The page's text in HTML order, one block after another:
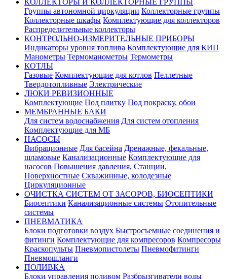
Группы автономной циркуляции Коллекторные группы
Коллекторные шкафы Комплектующие для коллекторов
Распределительные коллекторы
КОНТРОЛЬНО-ИЗМЕРИТЕЛЬНЫЕ ПРИБОРЫ
Индикаторы уровня топлива Комплектующие для КИП
Манометры Термоманометры Термометры
КОТЛЫ
Газовые Комплектующие для котлов Пеллетные
Твердотопливные Электрические
ЛЮКИ РЕВИЗИОННЫЕ
Комплектующие Под плитку Под покраску, обои
МЕМБРАННЫЕ БАКИ
Для систем водоснабжения Для систем отопления
Комплектующие для МБ
НАСОСЫ
Вибрационные Для басейна Дренажные, фекальные,
шламовые Канализационные Комплектующие для
насосов Повышения давления, Станции,
Поверхностные Скважинные, колодезные
Циркуляционные
ОЧИСТКА СИСТЕМ ОТ ЗАСОРОВ, БИОСЕПТИКИ
Биосептики Канализационные системы Отопительные
системы
ПНЕВМАТИКА
Блоки подготовки воздух Быстросъемные соединения и
фитинги Комплектующие для компресоров Компресоры
Краскопульты Пневмопистолеты Пневмофитинги
Пневмошланги
ПОЛИВКА
Блоки управления поливом Разбрызгиватели воды